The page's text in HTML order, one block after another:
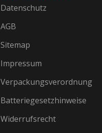
Datenschutz
AGB
Sitemap
Impressum
Verpackungsverordnung
Batteriegesetzhinweise
Widerrufsrecht